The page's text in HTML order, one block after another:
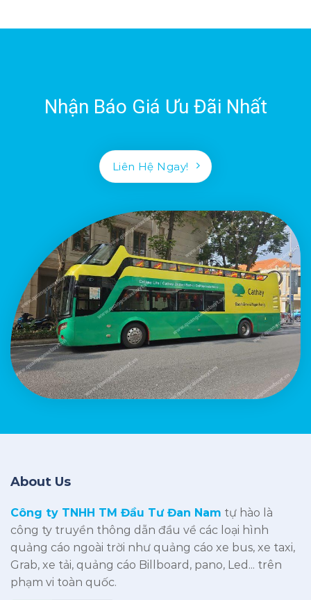
Nhận Báo Giá Ưu Đãi Nhất
Liên Hệ Ngay!
About Us
Công ty TNHH TM Đầu Tư Đan Nam tự hào là
công ty truyền thông dẫn đầu về các loại hình
quảng cáo ngoài trời như quảng cáo xe bus, xe taxi,
Grab, xe tải, quảng cáo Billboard, pano, Led... trên
phạm vi toàn quốc.